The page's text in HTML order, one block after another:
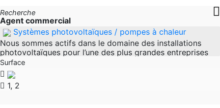
Recherche
Agent commercial
Systèmes photovoltaïques / pompes à chaleur
Nous sommes actifs dans le domaine des installations
photovoltaïques pour l’une des plus grandes entreprises
d’Allemagne. Recherche de partenaires commerciaux pour
l’industrie
Surface
1, 2